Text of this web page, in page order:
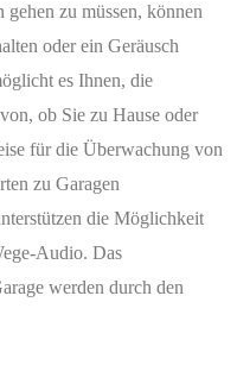
gehen zu müssen, können
oder ein Geräusch
es Ihnen, die
ob Sie zu Hause oder
für die Überwachung von
zu Garagen
die Möglichkeit
Audio. Das
werden durch den